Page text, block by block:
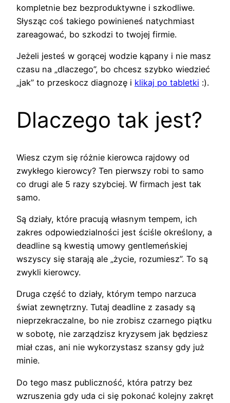
kompletnie bez bezproduktywne i szkodliwe.
Słysząc coś takiego powinieneś natychmiast
zareagować, bo szkodzi to twojej firmie.
Jeżeli jesteś w gorącej wodzie kąpany i nie masz
czasu na „dlaczego”, bo chcesz szybko wiedzieć
„jak” to przeskocz diagnozę i klikaj po tabletki :).
Dlaczego tak jest?
Wiesz czym się różnie kierowca rajdowy od
zwykłego kierowcy? Ten pierwszy robi to samo
co drugi ale 5 razy szybciej. W firmach jest tak
samo.
Są działy, które pracują własnym tempem, ich
zakres odpowiedzialności jest ściśle określony, a
deadline są kwestią umowy gentlemeńskiej
wszyscy się starają ale „życie, rozumiesz”. To są
zwykli kierowcy.
Druga część to działy, którym tempo narzuca
świat zewnętrzny. Tutaj deadline z zasady są
nieprzekraczalne, bo nie zrobisz czarnego piątku
w sobotę, nie zarządzisz kryzysem jak będziesz
miał czas, ani nie wykorzystasz szansy gdy już
minie.
Do tego masz publiczność, która patrzy bez
wzruszenia gdy uda ci się pokonać kolejny zakręt